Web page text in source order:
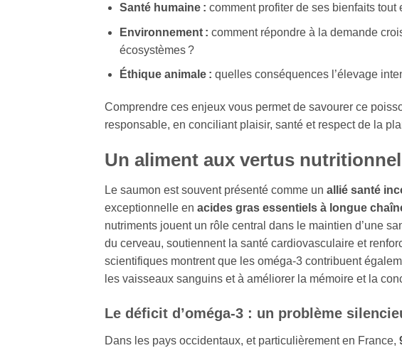
Santé humaine : comment profiter de ses bienfaits
Environnement : comment répondre à la demande
écosystèmes ?
Éthique animale : quelles conséquences l’élevage
Comprendre ces enjeux vous permet de savourer ce
responsable, en conciliant plaisir, santé et respect de la
Un aliment aux vertus
Le saumon est souvent présenté comme un allié santé
exceptionnelle en acides gras essentiels à longue
nutriments jouent un rôle central dans le maintien d’une
du cerveau, soutiennent la santé cardiovasculaire et
scientifiques montrent que les oméga‑3 contribuent
les vaisseaux sanguins et à améliorer la mémoire et la
Le déficit d’oméga‑3 : un problème
Dans les pays occidentaux, et particulièrement en France,